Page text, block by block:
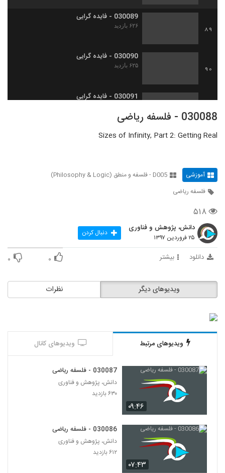
89
030089 - فایده گرایی
۶۲۶ بازدید
90
030090 - فایده گرایی
۶۲۵ بازدید
030091 - فایده گرایی
030092 - منطق سری اول
93
030093 - منطق سری اول
94
030096 - منطق سری اول
030097 - منطق سری اول
030098 - منطق سری اول
99
030099 - منطق سری اول
۵۳۶ بازدید
030100 - منطق سری اول
۴۶۲ بازدید
030088 - فلسفه ریاضی
Sizes of Infinity, Part 2: Getting Real
آموزشی
D005 - فلسفه و منطق (Philosophy & Logic)
فلسفه ریاضی
۵۱۸
دانش، پژوهش و فناوری
۲۵ فروردین ۱۳۹۷ دنبال کردن
دانلود بیشتر ۰ ۰
نظرات ویدیوهای دیگر
ویدیوهای مرتبط ویدیوهای کانال
۰۹:۴۶
030087 - فلسفه ریاضی
دانش، پژوهش و فناوری
۶۳۰ بازدید
۰۷:۴۳
030086 - فلسفه ریاضی
دانش، پژوهش و فناوری
۶۱۲ بازدید